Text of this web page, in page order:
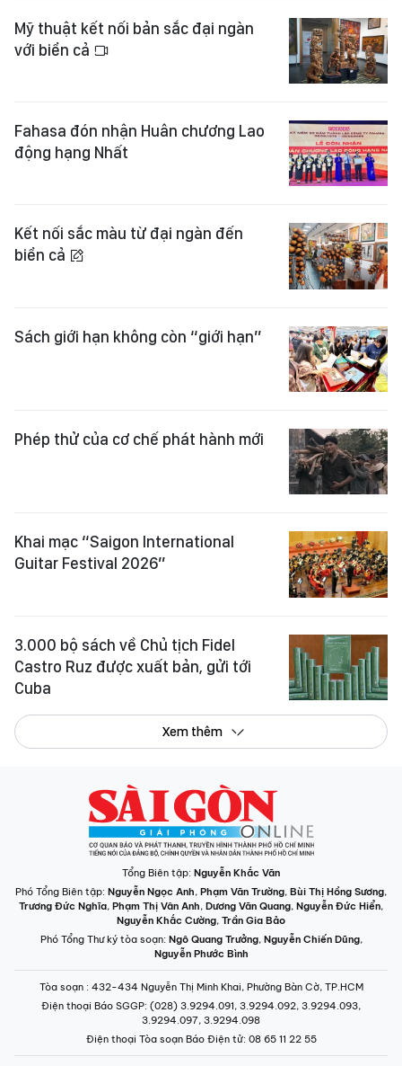
Mỹ thuật kết nối bản sắc đại ngàn
với biển cả
Fahasa đón nhận Huân chương Lao
động hạng Nhất
Kết nối sắc màu từ đại ngàn đến
biển cả
Sách giới hạn không còn “giới hạn”
Phép thử của cơ chế phát hành mới
Khai mạc “Saigon International
Guitar Festival 2026”
3.000 bộ sách về Chủ tịch Fidel
Castro Ruz được xuất bản, gửi tới
Cuba
Xem thêm
Tổng Biên tập: Nguyễn Khắc Văn
Phó Tổng Biên tập: Nguyễn Ngọc Anh, Phạm Văn Trường, Bùi Thị Hồng Sương,
Trương Đức Nghĩa, Phạm Thị Vân Anh, Dương Văn Quang, Nguyễn Đức Hiển,
Nguyễn Khắc Cường, Trần Gia Bảo
Phó Tổng Thư ký tòa soạn: Ngô Quang Trưởng, Nguyễn Chiến Dũng,
Nguyễn Phước Bình
Tòa soạn : 432-434 Nguyễn Thị Minh Khai, Phường Bàn Cờ, TP.HCM
Điện thoại Báo SGGP: (028) 3.9294.091, 3.9294.092, 3.9294.093,
3.9294.097, 3.9294.098
Điện thoại Tòa soạn Báo Điện tử: 08 65 11 22 55